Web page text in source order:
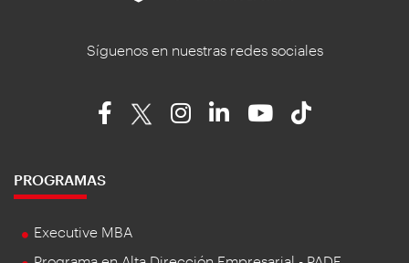
Síguenos en nuestras redes sociales
PROGRAMAS
Executive MBA